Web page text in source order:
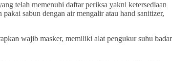
telah memenuhi daftar periksa yakni ketersediaan
sabun dengan air mengalir atau hand sanitizer,
wajib masker, memiliki alat pengukur suhu